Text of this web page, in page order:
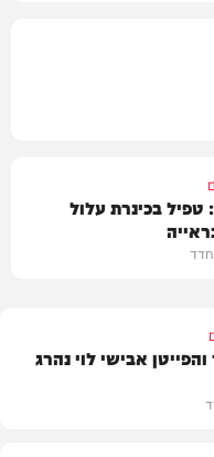
בכינרת עלול
חדד
אבישי לוי נהרג